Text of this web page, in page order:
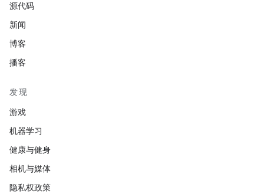
源代码
新闻
博客
播客
发现
游戏
机器学习
健康与健身
相机与媒体
隐私权政策